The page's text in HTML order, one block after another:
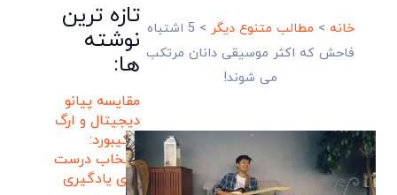
خانه > مطالب متنوع دیگر >
5 اشتباه
فاحش که اکثر موسیقی دانان مرتکب
می شوند!
تازه ترین
نوشته
ها:
مقایسه پیانو
دیجیتال و ارگ
و کیبورد:
انتخاب درست
برای یادگیری